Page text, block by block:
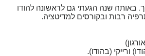
באותה שנה הגעתי גם לראשונה להודו
רבות ובקורסים למדיטציה.
ורייקי (בהודו).